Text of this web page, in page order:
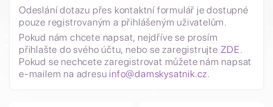
Odeslání dotazu přes kontaktní formulář je dostupné
pouze registrovaným a přihlášeným uživatelům.
Pokud nám chcete napsat, nejdříve se prosím
přihlašte do svého účtu, nebo se zaregistrujte ZDE.
Pokud se nechcete zaregistrovat můžete nám napsat
e-mailem na adresu info@damskysatnik.cz.